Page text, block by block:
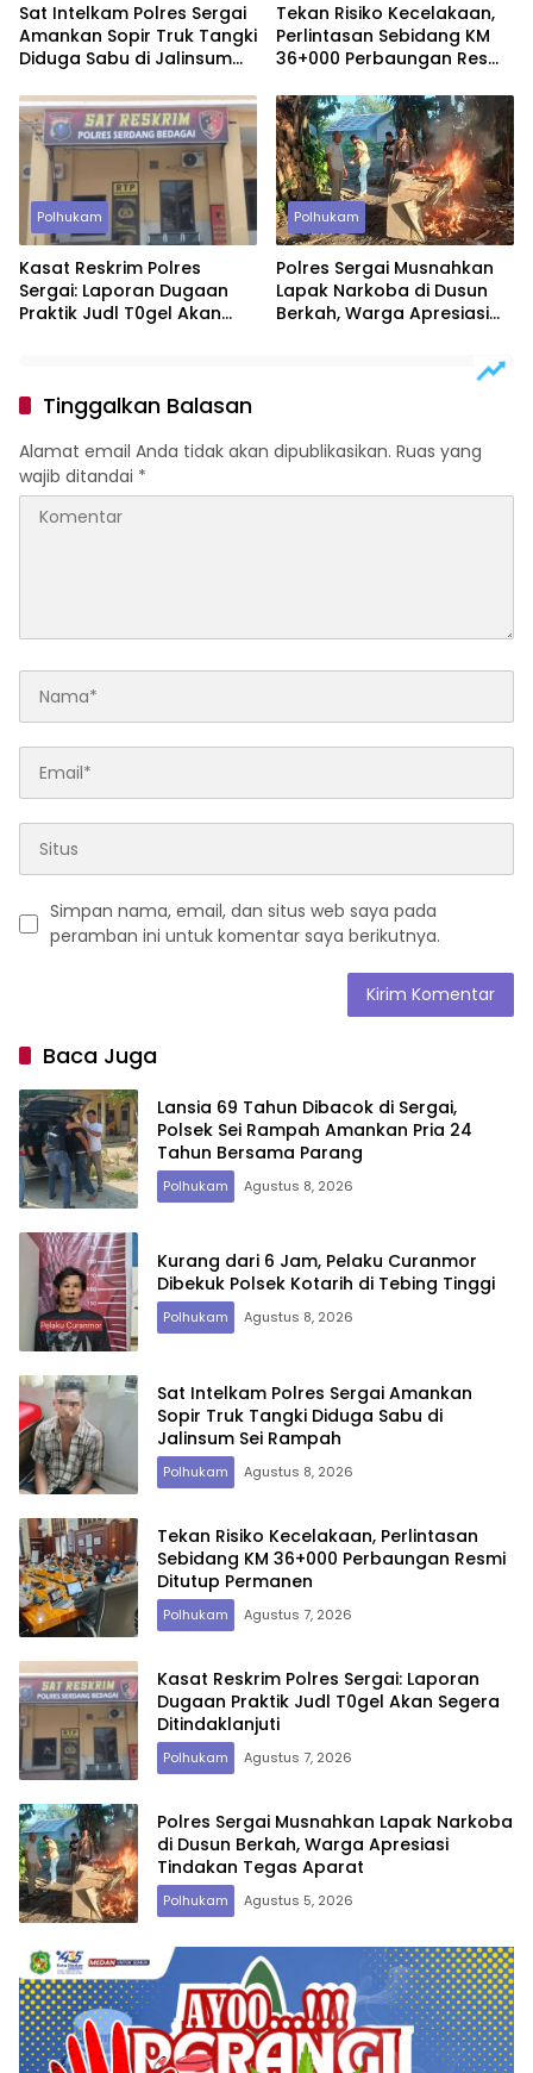
Sat Intelkam Polres Sergai
Amankan Sopir Truk Tangki
Diduga Sabu di Jalinsum
Tekan Risiko Kecelakaan,
Perlintasan Sebidang KM
36+000 Perbaungan Resmi
Polhukam
Kasat Reskrim Polres
Sergai: Laporan Dugaan
Praktik Judl T0gel Akan
Polhukam
Polres Sergai Musnahkan
Lapak Narkoba di Dusun
Berkah, Warga Apresiasi
Tinggalkan Balasan
Alamat email Anda tidak akan dipublikasikan. Ruas yang
wajib ditandai *
Simpan nama, email, dan situs web saya pada
peramban ini untuk komentar saya berikutnya.
Baca Juga
Lansia 69 Tahun Dibacok di Sergai,
Polsek Sei Rampah Amankan Pria 24
Tahun Bersama Parang
Polhukam Agustus 8, 2026
Kurang dari 6 Jam, Pelaku Curanmor
Dibekuk Polsek Kotarih di Tebing Tinggi
Polhukam Agustus 8, 2026
Sat Intelkam Polres Sergai Amankan
Sopir Truk Tangki Diduga Sabu di
Jalinsum Sei Rampah
Polhukam Agustus 8, 2026
Tekan Risiko Kecelakaan, Perlintasan
Sebidang KM 36+000 Perbaungan Resmi
Ditutup Permanen
Polhukam Agustus 7, 2026
Kasat Reskrim Polres Sergai: Laporan
Dugaan Praktik Judl T0gel Akan Segera
Ditindaklanjuti
Polhukam Agustus 7, 2026
Polres Sergai Musnahkan Lapak Narkoba
di Dusun Berkah, Warga Apresiasi
Tindakan Tegas Aparat
Polhukam Agustus 5, 2026